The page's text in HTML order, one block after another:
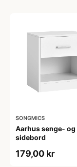
SONGMICS
Aarhus senge- og
sidebord
179,00 kr